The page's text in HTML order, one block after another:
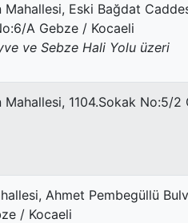
Mahallesi, Eski Bağdat
A Gebze / Kocaeli
ve Sebze Hali Yolu üzeri
Mahallesi, 1104.Sokak No:5/2
Ahmet Pembegüllü
/ Kocaeli